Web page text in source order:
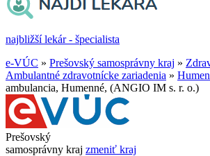
najbližší lekár - špecialista
e-VÚC » Prešovský samosprávny kraj »
Ambulantné zdravotnícke zariadenia »
ambulancia, Humenné, (ANGIO IM s. r. o.)
Prešovský
samosprávny kraj zmeniť kraj